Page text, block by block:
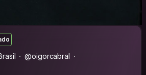
@oigorcabral